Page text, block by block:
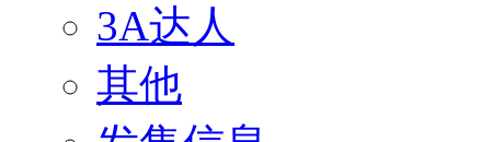
3A达人
其他